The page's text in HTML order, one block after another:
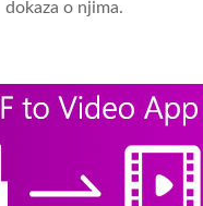
dokaza o njima.